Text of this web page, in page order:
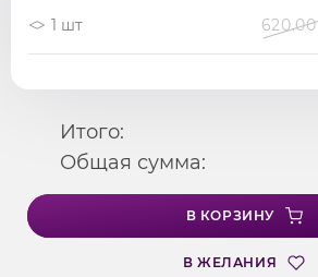
1 шт
Итого:
Общая сумма:
В КОРЗИНУ
В ЖЕЛАНИЯ